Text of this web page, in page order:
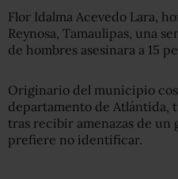
Flor Idalma Acevedo Lara,
Reynosa, Tamaulipas, una
de hombres asesinara a 15
Originario del municipio
departamento de Atlántida,
tras recibir amenazas de un
prefiere no identificar.